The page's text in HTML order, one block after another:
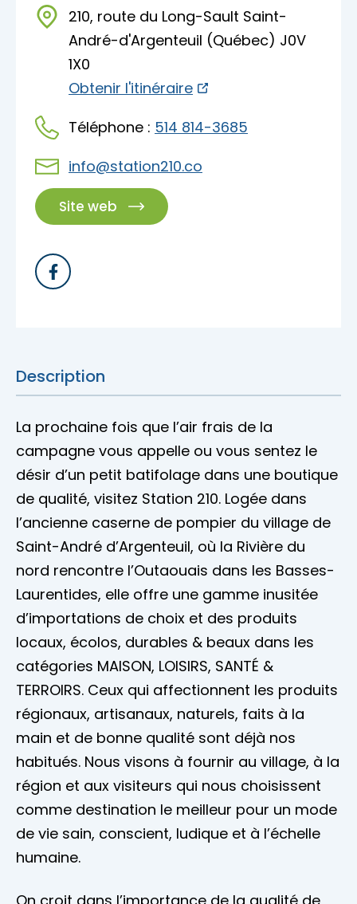
Accès membre
Nous joindre
210, route du Long-Sault Saint-
André-d'Argenteuil (Québec) J0V
1X0
Obtenir l'itinéraire
Téléphone : 514 814-3685
info@station210.co
Site web
Description
La prochaine fois que l’air frais de la
campagne vous appelle ou vous sentez le
désir d’un petit batifolage dans une boutique
de qualité, visitez Station 210. Logée dans
l’ancienne caserne de pompier du village de
Saint-André d’Argenteuil, où la Rivière du
nord rencontre l’Outaouais dans les Basses-
Laurentides, elle offre une gamme inusitée
d’importations de choix et des produits
locaux, écolos, durables & beaux dans les
catégories MAISON, LOISIRS, SANTÉ &
TERROIRS. Ceux qui affectionnent les produits
régionaux, artisanaux, naturels, faits à la
main et de bonne qualité sont déjà nos
habitués. Nous visons à fournir au village, à la
région et aux visiteurs qui nous choisissent
comme destination le meilleur pour un mode
de vie sain, conscient, ludique et à l’échelle
humaine.